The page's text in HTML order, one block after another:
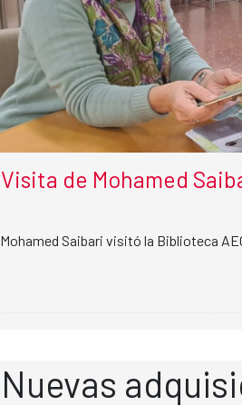
Visita de Mohamed
Mohamed Saibari visitó la Biblioteca
Nuevas